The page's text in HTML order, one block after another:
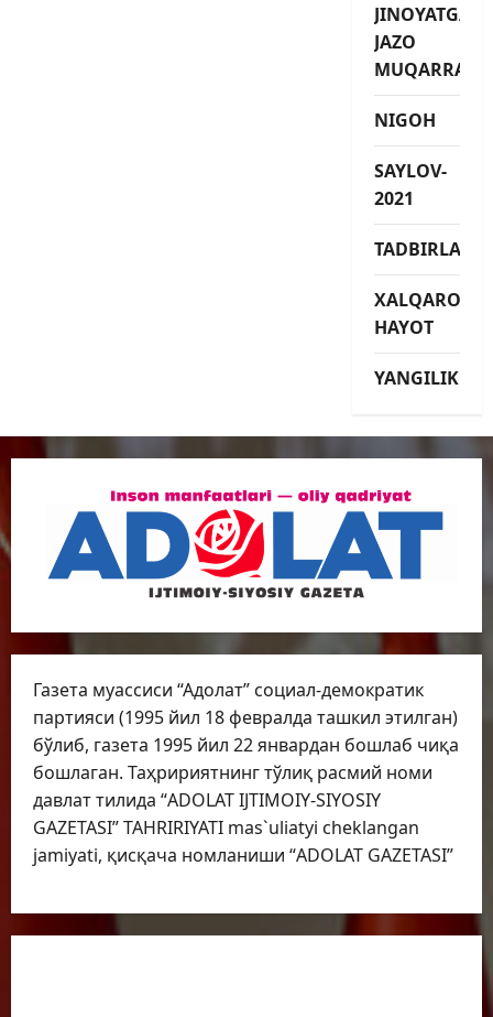
JINOYATGA
JAZO
MUQARRAR
NIGOH
SAYLOV-
2021
TADBIRLAR
XALQARO
HAYOT
YANGILIKLAR
Газета муассиси “Адолат” социал-демократик
партияси (1995 йил 18 февралда ташкил этилган)
бўлиб, газета 1995 йил 22 январдан бошлаб чиқа
бошлаган. Таҳририятнинг тўлиқ расмий номи
давлат тилида “ADOLAT IJTIMOIY-SIYOSIY
GAZETASI” TAHRIRIYATI mas`uliatyi cheklangan
jamiyati, қисқача номланиши “ADOLAT GAZETASI”